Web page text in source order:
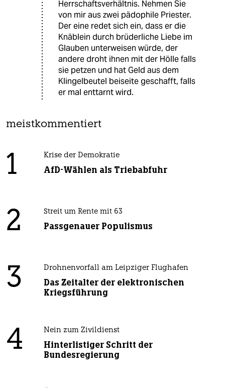
Herrschaftsverhältnis. Nehmen Sie
von mir aus zwei pädophile Priester.
Der eine redet sich ein, dass er die
Knäblein durch brüderliche Liebe im
Glauben unterweisen würde, der
andere droht ihnen mit der Hölle falls
sie petzen und hat Geld aus dem
Klingelbeutel beiseite geschafft, falls
er mal enttarnt wird.
meistkommentiert
1 Krise der Demokratie
AfD-Wählen als Triebabfuhr
2 Streit um Rente mit 63
Passgenauer Populismus
3 Drohnenvorfall am Leipziger Flughafen
Das Zeitalter der elektronischen
Kriegsführung
4 Nein zum Zivildienst
Hinterlistiger Schritt der
Bundesregierung